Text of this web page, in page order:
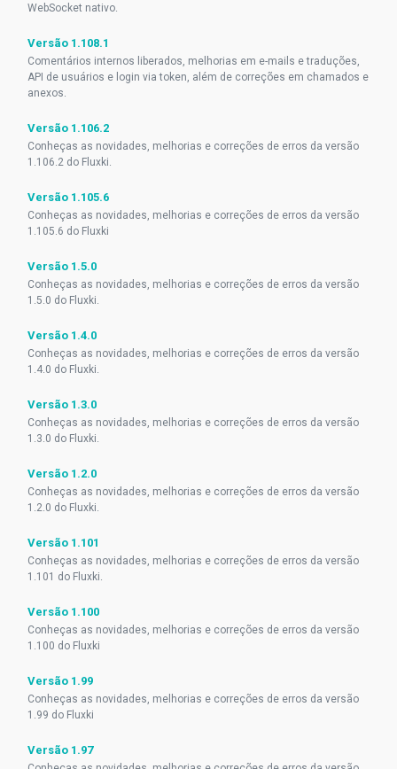
WebSocket nativo.
Versão 1.108.1
Comentários internos liberados, melhorias em e-mails e traduções,
API de usuários e login via token, além de correções em chamados e
anexos.
Versão 1.106.2
Conheças as novidades, melhorias e correções de erros da versão
1.106.2 do Fluxki.
Versão 1.105.6
Conheças as novidades, melhorias e correções de erros da versão
1.105.6 do Fluxki
Versão 1.5.0
Conheças as novidades, melhorias e correções de erros da versão
1.5.0 do Fluxki.
Versão 1.4.0
Conheças as novidades, melhorias e correções de erros da versão
1.4.0 do Fluxki.
Versão 1.3.0
Conheças as novidades, melhorias e correções de erros da versão
1.3.0 do Fluxki.
Versão 1.2.0
Conheças as novidades, melhorias e correções de erros da versão
1.2.0 do Fluxki.
Versão 1.101
Conheças as novidades, melhorias e correções de erros da versão
1.101 do Fluxki.
Versão 1.100
Conheças as novidades, melhorias e correções de erros da versão
1.100 do Fluxki
Versão 1.99
Conheças as novidades, melhorias e correções de erros da versão
1.99 do Fluxki
Versão 1.97